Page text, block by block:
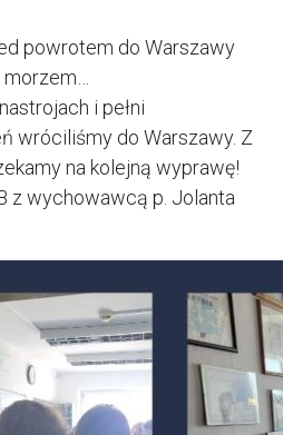
powrotem do Warszawy
i pełni
wróciliśmy do Warszawy. Z
na kolejną wyprawę!
z wychowawcą p. Jolanta